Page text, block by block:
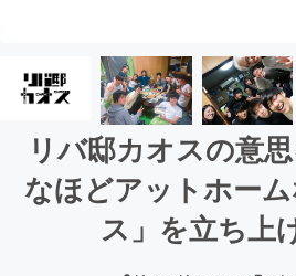
リバ邸カオスの意
なほどアットホー
ス」を立ち上